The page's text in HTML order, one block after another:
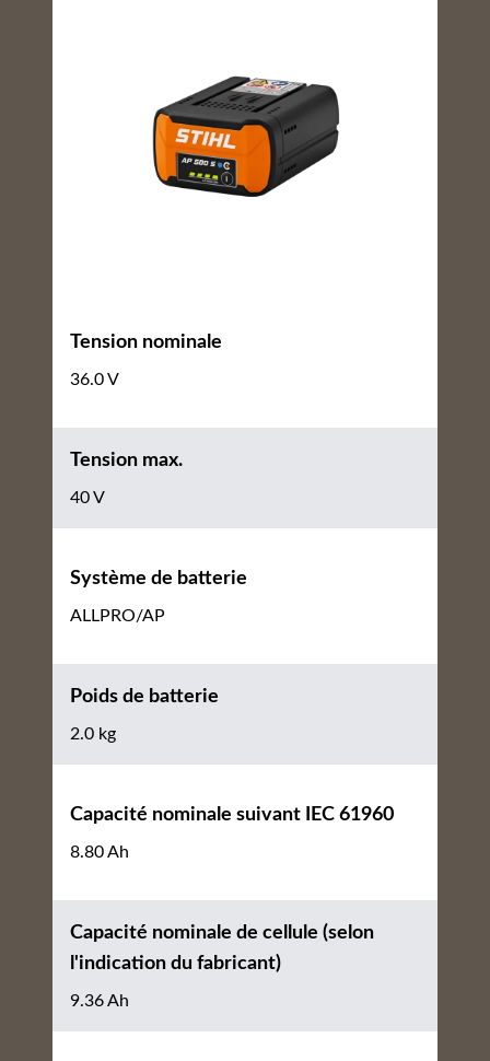
Tension nominale
36.0 V
Tension max.
40 V
Système de batterie
ALLPRO/AP
Poids de batterie
2.0 kg
Capacité nominale suivant IEC 61960
8.80 Ah
Capacité nominale de cellule (selon
l'indication du fabricant)
9.36 Ah